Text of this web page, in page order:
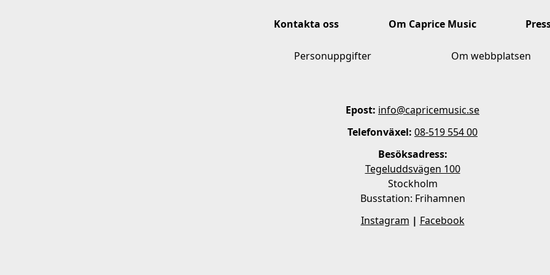
Kontakta oss Om Caprice Music
Personuppgifter Om webbplatsen
Epost: info@capricemusic.se
Telefonväxel: 08-519 554 00
Besöksadress:
Tegeluddsvägen 100
Stockholm
Busstation: Frihamnen
Instagram | Facebook